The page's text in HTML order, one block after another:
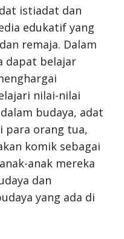
istiadat dan
edukatif yang
remaja. Dalam
dapat belajar
nilai-nilai
budaya, adat
para orang tua,
komik sebagai
anak mereka
dan
yang ada di